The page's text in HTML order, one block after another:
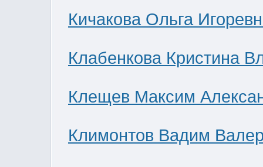
Кичакова Ольга
Клабенкова Кристина
Клещев Максим
Климонтов Вадим